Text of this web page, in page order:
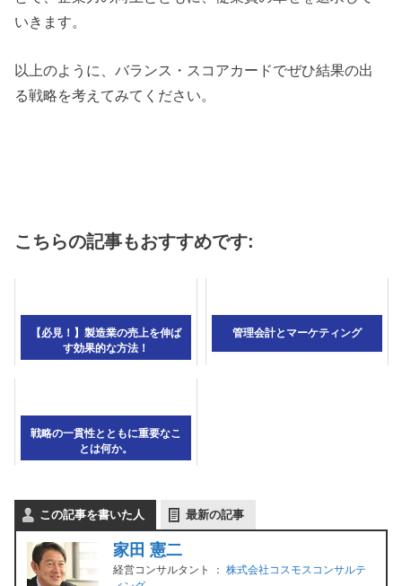
いきます。
以上のように、バランス・スコアカードでぜひ結果の出
る戦略を考えてみてください。
こちらの記事もおすすめです:
【必見！】製造業の売上を伸ば
す効果的な方法！
管理会計とマーケティング
戦略の一貫性とともに重要なこ
とは何か。
この記事を書いた人 最新の記事
家田 憲二
経営コンサルタント ：株式会社コスモスコンサルテ